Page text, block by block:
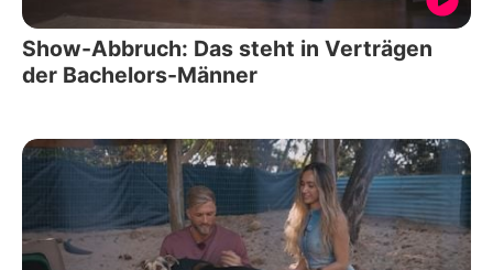
Show-Abbruch: Das steht in Verträgen
der Bachelors-Männer